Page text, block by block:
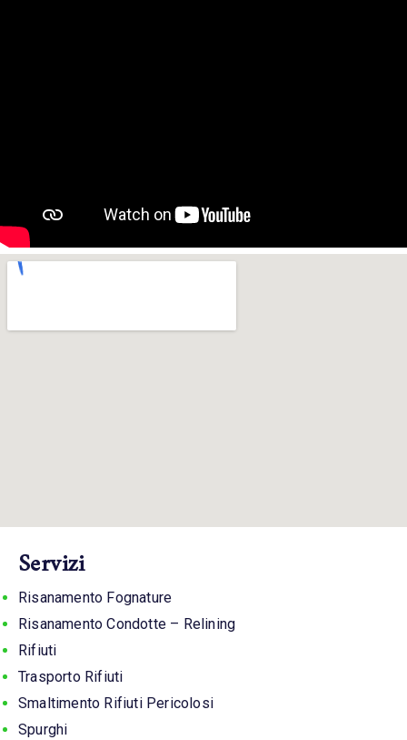
Servizi
Risanamento Fognature
Risanamento Condotte – Relining
Rifiuti
Trasporto Rifiuti
Smaltimento Rifiuti Pericolosi
Spurghi